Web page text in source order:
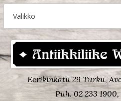
Eerikinkatu 29 Turku,
Puh. 02 233